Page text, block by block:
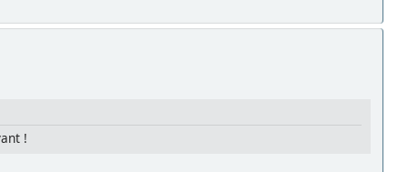
!